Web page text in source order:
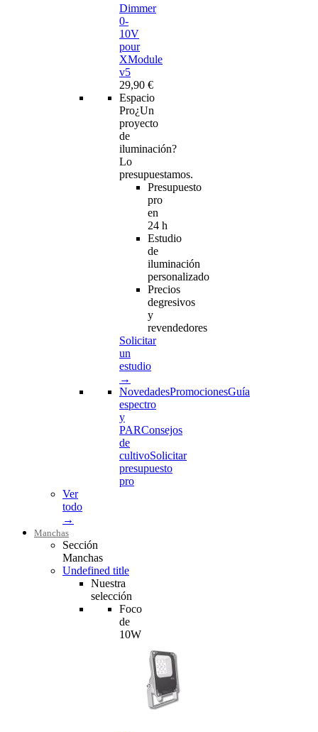
Dimmer
0-
10V
pour
XModule
v5
29,90 €
Espacio
Pro¿Un
proyecto
de
iluminación?
Lo
presupuestamos.
Presupuesto
pro
en
24 h
Estudio
de
iluminación
personalizado
Precios
degresivos
y
revendedores
Solicitar
un
estudio
→
NovedadesPromocionesGuía
espectro
y
PARConsejos
de
cultivoSolicitar
presupuesto
pro
Ver
todo
→
Manchas
Sección
Manchas
Undefined title
Nuestra
selección
Foco
de
10W